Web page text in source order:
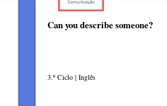
Can you describe someone?
3.º Ciclo | Inglês